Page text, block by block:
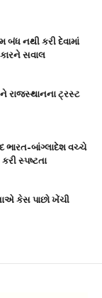
નથી કરી દેવામાં
સવાલ
રાજસ્થાનના ટ્રસ્ટ
ભારત-બાંગ્લાદેશ વચ્ચે
સ્પષ્ટતા
કેસ પાછો ખેંચી